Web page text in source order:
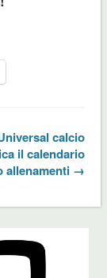
calcio
il calendario
allenamenti →